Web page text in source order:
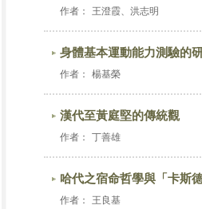
作者： 王澄霞、洪志明
身體基本運動能力測驗的
作者： 楊基榮
漢代至黃庭堅的傳統觀
作者： 丁善雄
哈代之宿命哲學與「卡斯
作者： 王良基